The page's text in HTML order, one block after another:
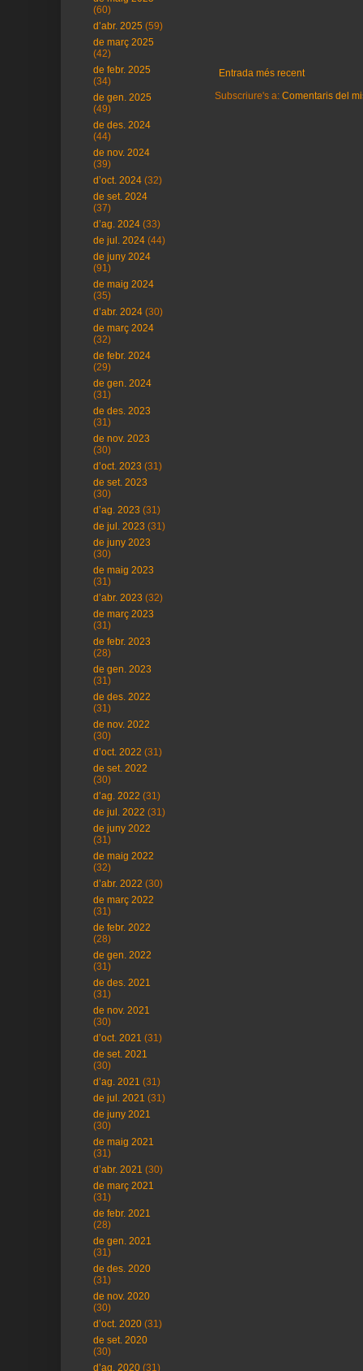
Entrada més recent
Subscriure's a: Comentaris del
(60)
d’abr. 2025 (59)
de març 2025
(42)
de febr. 2025
(34)
de gen. 2025
(49)
de des. 2024
(44)
de nov. 2024
(39)
d’oct. 2024 (32)
de set. 2024
(37)
d’ag. 2024 (33)
de jul. 2024 (44)
de juny 2024
(91)
de maig 2024
(35)
d’abr. 2024 (30)
de març 2024
(32)
de febr. 2024
(29)
de gen. 2024
(31)
de des. 2023
(31)
de nov. 2023
(30)
d’oct. 2023 (31)
de set. 2023
(30)
d’ag. 2023 (31)
de jul. 2023 (31)
de juny 2023
(30)
de maig 2023
(31)
d’abr. 2023 (32)
de març 2023
(31)
de febr. 2023
(28)
de gen. 2023
(31)
de des. 2022
(31)
de nov. 2022
(30)
d’oct. 2022 (31)
de set. 2022
(30)
d’ag. 2022 (31)
de jul. 2022 (31)
de juny 2022
(31)
de maig 2022
(32)
d’abr. 2022 (30)
de març 2022
(31)
de febr. 2022
(28)
de gen. 2022
(31)
de des. 2021
(31)
de nov. 2021
(30)
d’oct. 2021 (31)
de set. 2021
(30)
d’ag. 2021 (31)
de jul. 2021 (31)
de juny 2021
(30)
de maig 2021
(31)
d’abr. 2021 (30)
de març 2021
(31)
de febr. 2021
(28)
de gen. 2021
(31)
de des. 2020
(31)
de nov. 2020
(30)
d’oct. 2020 (31)
de set. 2020
(30)
d’ag. 2020 (31)